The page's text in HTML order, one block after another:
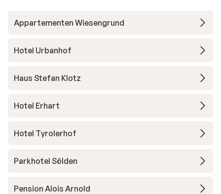
Appartementen Wiesengrund
Hotel Urbanhof
Haus Stefan Klotz
Hotel Erhart
Hotel Tyrolerhof
Parkhotel Sölden
Pension Alois Arnold